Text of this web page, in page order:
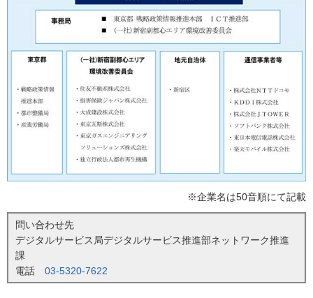
※企業名は50音順にて記載
問い合わせ先
デジタルサービス局デジタルサービス推進部ネットワーク推進
課
電話 03-5320-7622